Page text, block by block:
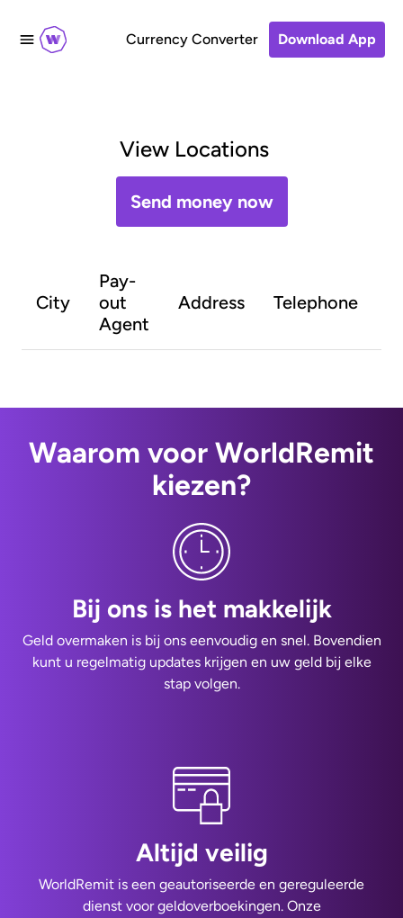
Currency Converter Download App
View Locations
Send money now
City
Pay-
out
Agent
Address Telephone
Waarom voor WorldRemit
kiezen?
Bij ons is het makkelijk
Geld overmaken is bij ons eenvoudig en snel. Bovendien
kunt u regelmatig updates krijgen en uw geld bij elke
stap volgen.
Altijd veilig
WorldRemit is een geautoriseerde en gereguleerde
dienst voor geldoverboekingen. Onze